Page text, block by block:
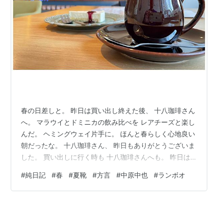
春の日差しと。 昨日は買い出し終えた後、 十八珈琲さん
へ。 マラウイとドミニカの飲み比べを レアチーズと楽し
んだ。 ヘミングウェイ片手に。 ほんと春らしく心地良い
朝だったな。 十八珈琲さん、 昨日もありがとうございま
した。 買い出しに行く時も 十八珈琲さんへも。 昨日は
り、 心も軽く気持ちも上向きになる。 今年はたくさん歩
いて、 日々を楽しんでいこう。 あ、、 夏靴は方言だっ
#純日記 #春 #夏靴 #方言 #中原中也 #ランボオ